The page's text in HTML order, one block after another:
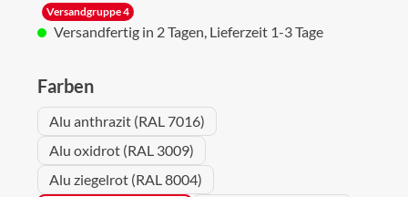
Versandgruppe 4
Versandfertig in 2 Tagen, Lieferzeit 1-3 Tage
Farbenauswählen
Alu anthrazit (RAL 7016)
Alu oxidrot (RAL 3009)
Alu ziegelrot (RAL 8004)